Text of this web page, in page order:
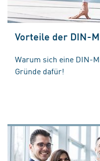
Vorteile der DIN-
Warum sich eine DIN-
Gründe dafür!